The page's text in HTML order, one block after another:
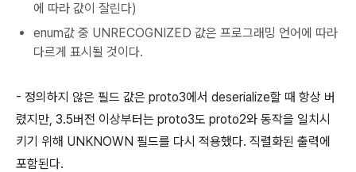
에 따라 값이 잘린다)
enum값 중 UNRECOGNIZED 값은 프로그래밍 언어에 따라
다르게 표시될 것이다.
- 정의하지 않은 필드 값은 proto3에서 deserialize할 때 항상 버
렸지만, 3.5버전 이상부터는 proto3도 proto2와 동작을 일치시
키기 위해 UNKNOWN 필드를 다시 적용했다. 직렬화된 출력에
포함된다.